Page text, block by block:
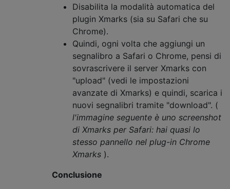
Disabilita la modalità automatica del
plugin Xmarks (sia su Safari che su
Chrome).
Quindi, ogni volta che aggiungi un
segnalibro a Safari o Chrome, pensi di
sovrascrivere il server Xmarks con
"upload" (vedi le impostazioni
avanzate di Xmarks) e quindi, scarica i
nuovi segnalibri tramite "download". (
l'immagine seguente è uno screenshot
di Xmarks per Safari: hai quasi lo
stesso pannello nel plug-in Chrome
Xmarks ).
Conclusione